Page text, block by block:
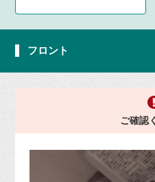
フロント
ご確認